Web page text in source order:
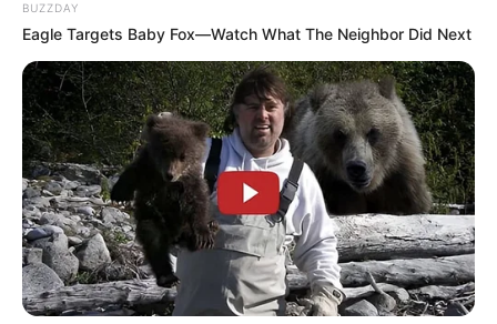
BUZZDAY
Eagle Targets Baby Fox—Watch What The Neighbor Did Next